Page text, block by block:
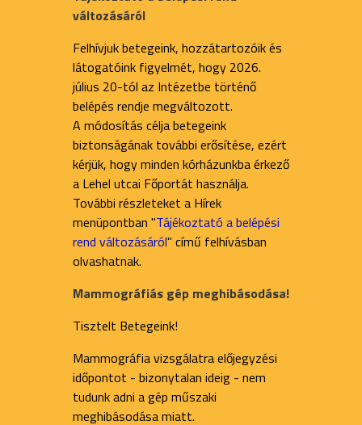
változásáról
Felhívjuk betegeink, hozzátartozóik és
látogatóink figyelmét, hogy 2026.
július 20-tól az Intézetbe történő
belépés rendje megváltozott.
A módosítás célja betegeink
biztonságának további erősítése, ezért
kérjük, hogy minden kórházunkba érkező
a Lehel utcai Főportát használja.
További részleteket a Hírek
menüpontban "Tájékoztató a belépési
rend változásáról" című felhívásban
olvashatnak.
Mammográfiás gép meghibásodása!
Tisztelt Betegeink!
Mammográfia vizsgálatra előjegyzési
időpontot - bizonytalan ideig - nem
tudunk adni a gép műszaki
meghibásodása miatt.